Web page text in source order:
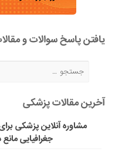
یافتن پاسخ سوالات و
آخرین مقالات پزشکی
مشاوره آنلاین پزشکی
جغرافیایی